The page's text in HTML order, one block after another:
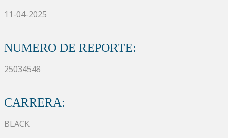
11-04-2025
NUMERO DE REPORTE:
25034548
CARRERA:
BLACK